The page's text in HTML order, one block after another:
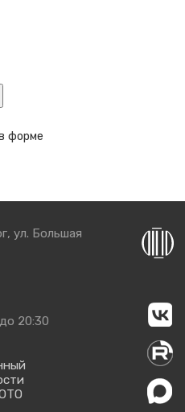
форме
ул. Большая
20:30